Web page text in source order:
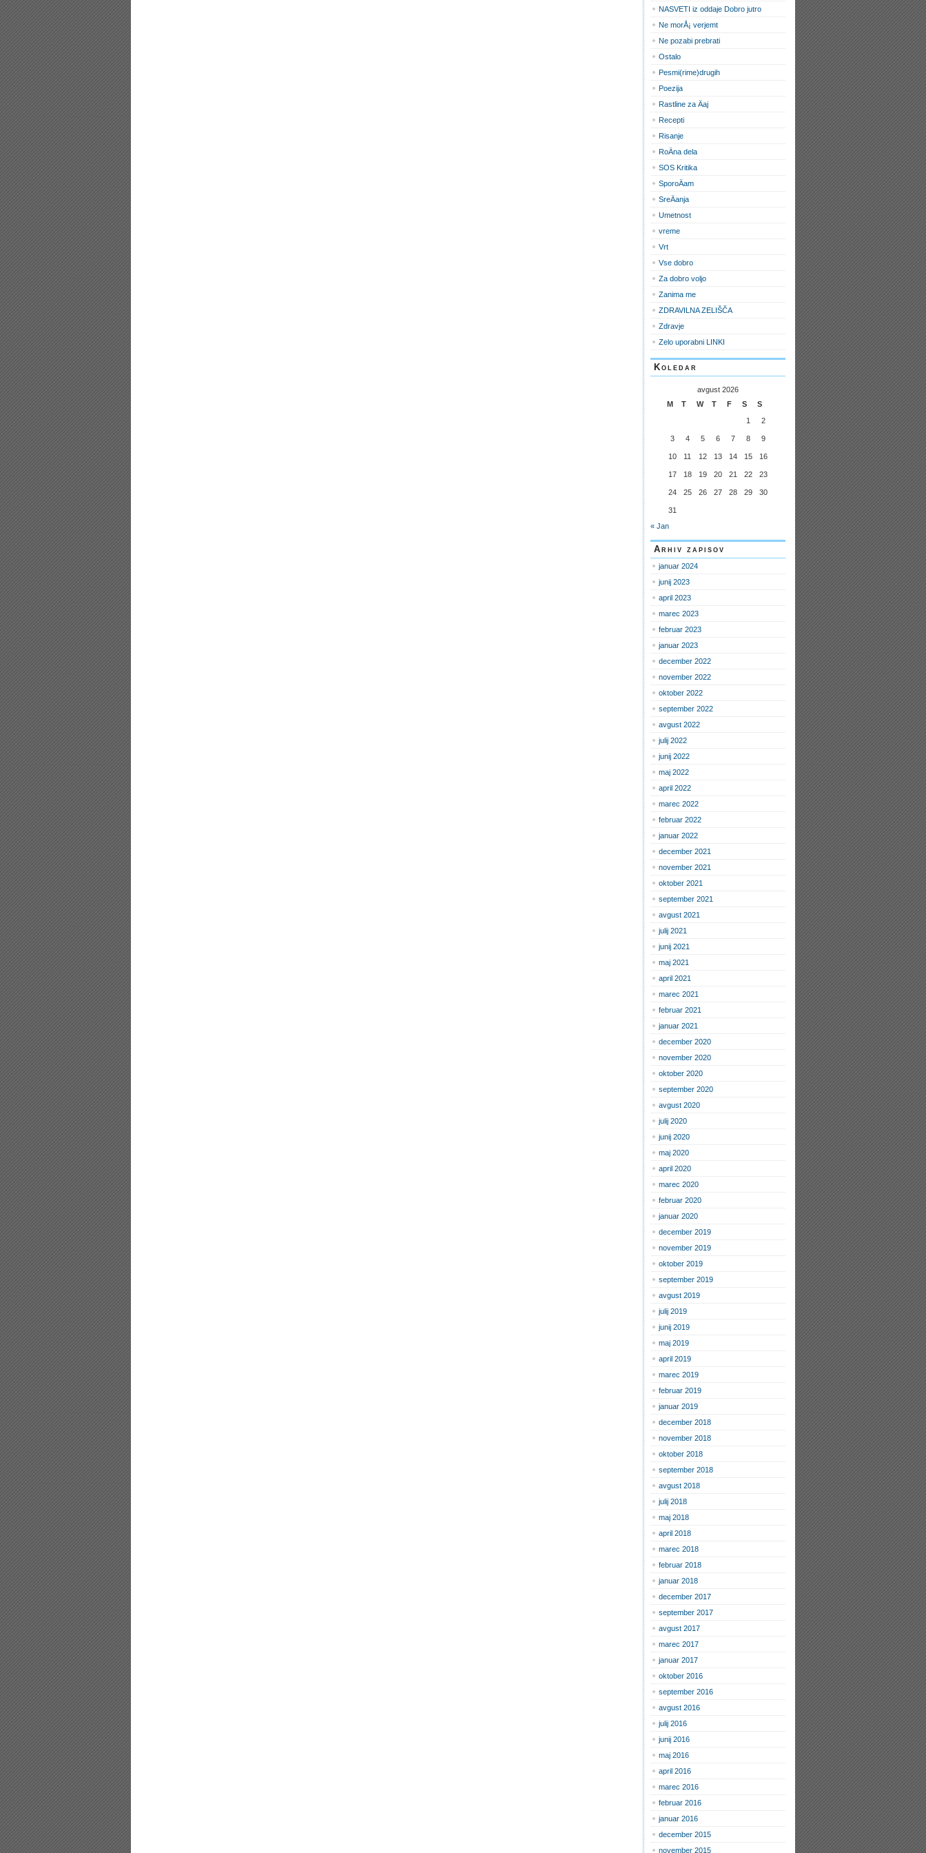
NASVETI iz oddaje Dobro jutro
Ne morÅ¡ verjemt
Ne pozabi prebrati
Ostalo
Pesmi(rime)drugih
Poezija
Rastline za Äaj
Recepti
Risanje
RoÄna dela
SOS Kritika
SporoÄam
SreÄanja
Umetnost
vreme
Vrt
Vse dobro
Za dobro voljo
Zanima me
ZDRAVILNA ZELIŠČA
Zdravje
Zelo uporabni LINKI
Koledar
avgust 2026
M
T W T F S
S
1
2
3 4 5 6 7 8 9
10 11 12 13 14 15 16
17 18 19 20 21 22 23
24 25 26 27 28 29 30
31
« Jan
Arhiv zapisov
januar 2024
junij 2023
april 2023
marec 2023
februar 2023
januar 2023
december 2022
november 2022
oktober 2022
september 2022
avgust 2022
julij 2022
junij 2022
maj 2022
april 2022
marec 2022
februar 2022
januar 2022
december 2021
november 2021
oktober 2021
september 2021
avgust 2021
julij 2021
junij 2021
maj 2021
april 2021
marec 2021
februar 2021
januar 2021
december 2020
november 2020
oktober 2020
september 2020
avgust 2020
julij 2020
junij 2020
maj 2020
april 2020
marec 2020
februar 2020
januar 2020
december 2019
november 2019
oktober 2019
september 2019
avgust 2019
julij 2019
junij 2019
maj 2019
april 2019
marec 2019
februar 2019
januar 2019
december 2018
november 2018
oktober 2018
september 2018
avgust 2018
julij 2018
maj 2018
april 2018
marec 2018
februar 2018
januar 2018
december 2017
september 2017
avgust 2017
marec 2017
januar 2017
oktober 2016
september 2016
avgust 2016
julij 2016
junij 2016
maj 2016
april 2016
marec 2016
februar 2016
januar 2016
december 2015
november 2015